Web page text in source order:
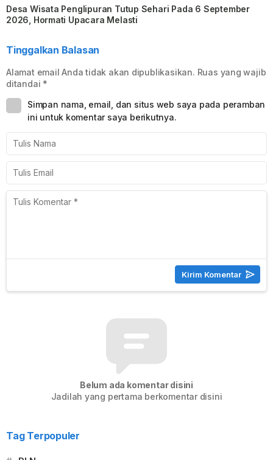
Desa Wisata Penglipuran Tutup Sehari Pada 6 September
2026, Hormati Upacara Melasti
Tinggalkan Balasan
Alamat email Anda tidak akan dipublikasikan. Ruas yang wajib
ditandai *
Simpan nama, email, dan situs web saya pada peramban
ini untuk komentar saya berikutnya.
Belum ada komentar disini
Jadilah yang pertama berkomentar disini
Tag Terpopuler